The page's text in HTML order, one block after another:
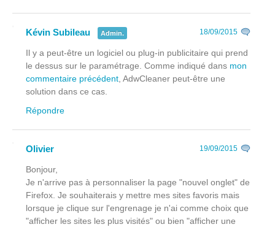
Kévin Subileau Admin. 18/09/2015
Il y a peut-être un logiciel ou plug-in publicitaire qui prend
le dessus sur le paramétrage. Comme indiqué dans mon
commentaire précédent, AdwCleaner peut-être une
solution dans ce cas.
Répondre
Olivier 19/09/2015
Bonjour,
Je n'arrive pas à personnaliser la page "nouvel onglet" de
Firefox. Je souhaiterais y mettre mes sites favoris mais
lorsque je clique sur l'engrenage je n'ai comme choix que
"afficher les sites les plus visités" ou bien "afficher une